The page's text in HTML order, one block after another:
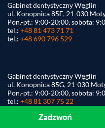
Zadzwoń
Gabinet dentystyczny Węglin
ul. Konopnica 85E, 21-030
Pon.-pt.: 9:00-20:00, sobota:
tel.: +48 81 473 71 71
tel.: +48 690 796 529
Gabinet dentystyczny Węglin
ul. Konopnica 85G, 21-030
Pon.-pt.: 9:00-20:00, sobota:
tel.: +48 81 307 75 22